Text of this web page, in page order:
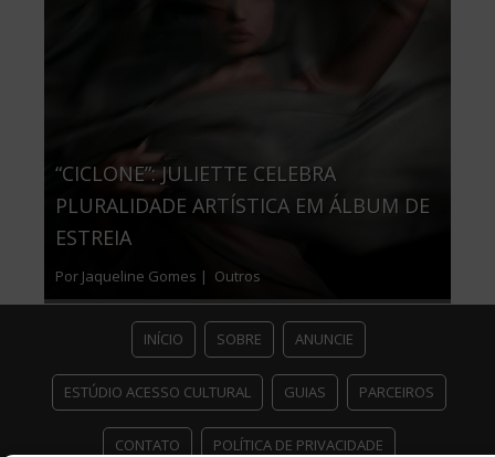
“CICLONE”: JULIETTE CELEBRA
PLURALIDADE ARTÍSTICA EM ÁLBUM DE
ESTREIA
Por Jaqueline Gomes | Outros
INÍCIO SOBRE ANUNCIE
ESTÚDIO ACESSO CULTURAL GUIAS PARCEIROS
CONTATO POLÍTICA DE PRIVACIDADE